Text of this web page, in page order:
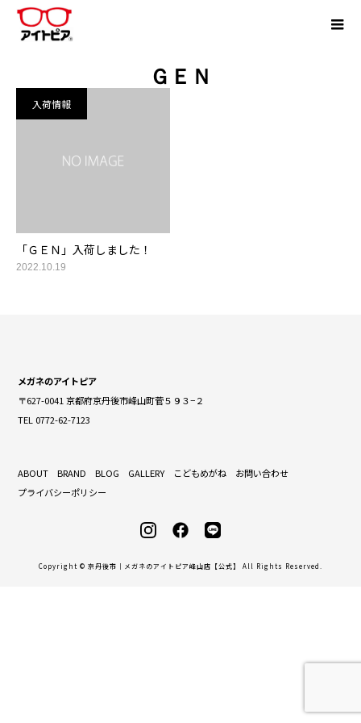
ＧＥＮ
入荷情報
「ＧＥＮ」入荷しました！
2022.10.19
メガネのアイトピア
〒627-0041 京都府京丹後市峰山町菅５９３−２
TEL 0772-62-7123
ABOUT BRAND BLOG GALLERY こどもめがね
お問い合わせ
プライバシーポリシー
Copyright © 京丹後市｜メガネのアイトピア峰山店【公式】 All Rights Reserved.